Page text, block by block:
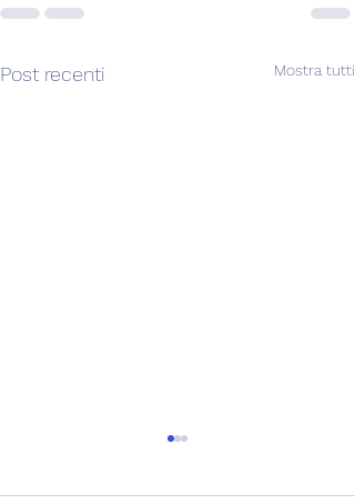
Post recenti Mostra tutti